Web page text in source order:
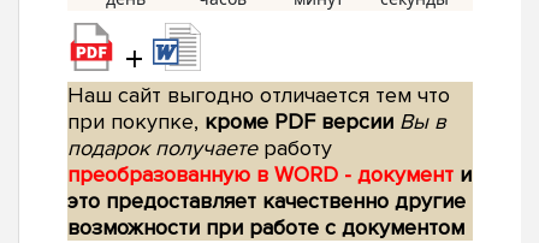
+
Наш сайт выгодно отличается тем что
при покупке, кроме PDF версии Вы в
подарок получаетеработу
преобразованную в WORD - документ и
это предоставляет качественно другие
возможности при работе с документом